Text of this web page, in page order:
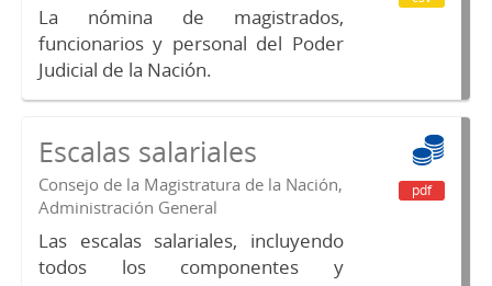
La nómina de magistrados,
funcionarios y personal del Poder
Judicial de la Nación.
Escalas salariales
Consejo de la Magistratura de la Nación,
Administración General
Las escalas salariales, incluyendo
todos los componentes y
pdf